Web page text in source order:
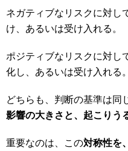
ネガティブなリスクに対し
け、あるいは受け入れる。
ポジティブなリスクに対し
化し、あるいは受け入れる。
どちらも、判断の基準は同
影響の大きさと、起こりう
重要なのは、この対称性を